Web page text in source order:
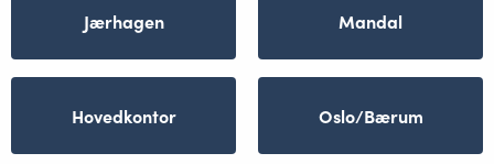
Jærhagen Mandal
Hovedkontor Oslo/Bærum